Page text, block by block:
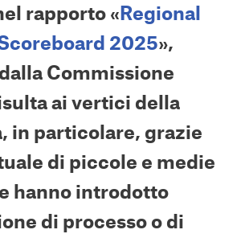
rapporto «Regional
2025»,
Commissione
ai vertici della
in particolare, grazie
di piccole e medie
hanno introdotto
di processo o di